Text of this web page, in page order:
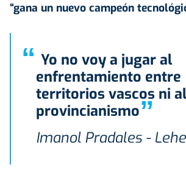
“gana un nuevo campeón
“ Yo no voy a jugar al
enfrentamiento entre
territorios vascos ni al
provincianismo”
Imanol Pradales -